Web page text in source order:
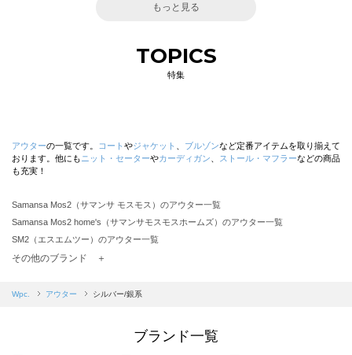
もっと見る
TOPICS
特集
アウターの一覧です。 コート やジャケット ブルゾンなど定番アイテムを取り揃えて
おります。他にも ニット・セーターやカーディガン ストール・マフラーなどの商品
も充実！
Samansa Mos2（サマンサ モスモス）のアウター一覧
Samansa Mos2 home's（サマンサモスモスホームズ）のアウター一覧
SM2（エスエムツー）のアウター一覧
TSUHARU by Samansa Mos2（ツハルバイサマンサモスモス）のアウター一覧
Samansa Mos2 blue（サマンサモスモス ブルー）のアウター一覧
sō4ū（ソウフォーユー）のアウター一覧
その他のブランド ＋
Wpc. アウター シルバー/銀系
ブランド一覧